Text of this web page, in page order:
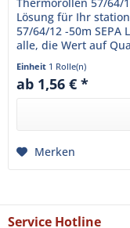
Lösung für Ihr
57/64/12 -50m
alle, die Wert auf
Einheit 1 Rolle(n)
ab 1,56 € *
Merken
Service Hotline